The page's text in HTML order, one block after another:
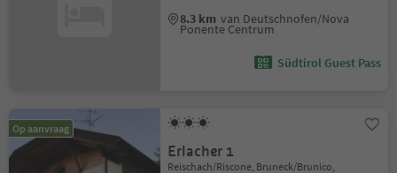
8.3 km van Deutschnofen/Nova
Ponente Centrum
Südtirol Guest Pass
Op aanvraag
Erlacher 1
Reischach/Riscone, Bruneck/Brunico,